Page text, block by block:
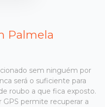
Palmela
sem ninguém por
será o suficiente para
roubo a que fica exposto.
permite recuperar a